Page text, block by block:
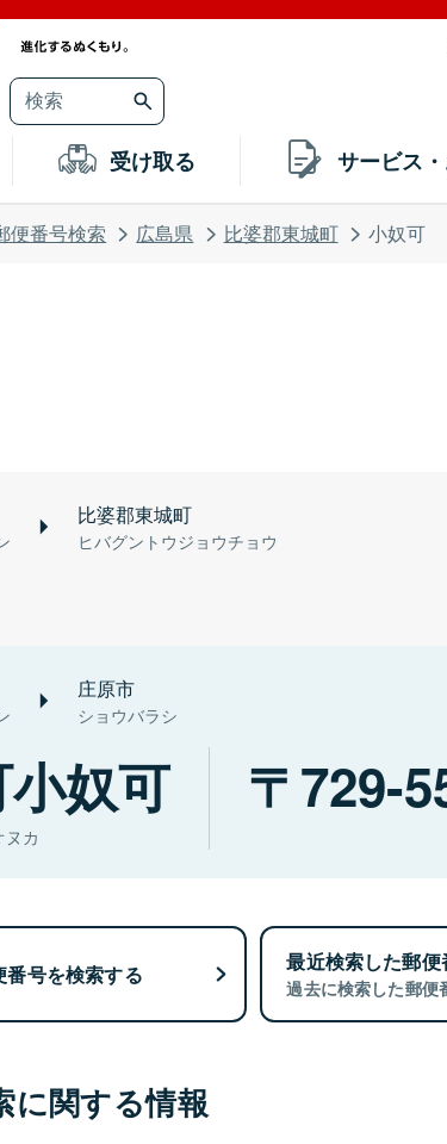
受け取る サービス
便番号検索 広島県 比婆郡東城町 小奴可
比婆郡東城町
ヒバグントウジョウチョウ
庄原市
ショウバラシ
奴可
ヌカ
729-
番号を検索する 最近検索した郵便
過去に検索した郵便
に関する情報